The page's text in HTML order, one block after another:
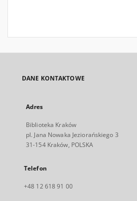
DANE KONTAKTOWE
Adres
Biblioteka Kraków
pl. Jana Nowaka Jeziorańskiego 3
31-154 Kraków, POLSKA
Telefon
+48 12 618 91 00